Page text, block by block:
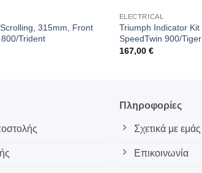
315mm, Front
Trident
ELECTRICAL
Triumph Indicator
SpeedTwin 900/
167,00 €
Πληροφορίες
Σχετικά με εμάς
Επικοινωνία